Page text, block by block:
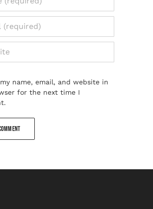
name, email, and website in
for the next time I